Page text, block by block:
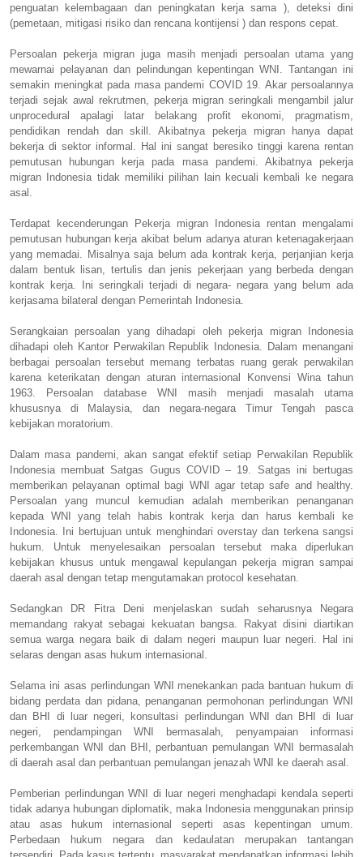
penguatan kelembagaan dan peningkatan kerja sama ), deteksi dini
(pemetaan, mitigasi risiko dan rencana kontijensi ) dan respons cepat.
Persoalan pekerja migran juga masih menjadi persoalan utama yang
mewarnai pelayanan dan pelindungan kepentingan WNI. Tantangan ini
semakin meningkat pada masa pandemi COVID 19. Akar persoalannya
terjadi sejak awal rekrutmen, pekerja migran seringkali mengambil jalur
unprocedural apalagi latar belakang profit ekonomi, pragmatism,
pendidikan rendah dan skill. Akibatnya pekerja migran hanya dapat
bekerja di sektor informal. Hal ini sangat beresiko tinggi karena rentan
pemutusan hubungan kerja pada masa pandemi. Akibatnya pekerja
migran Indonesia tidak memiliki pilihan lain kecuali kembali ke negara
asal.
Terdapat kecenderungan Pekerja migran Indonesia rentan mengalami
pemutusan hubungan kerja akibat belum adanya aturan ketenagakerjaan
yang memadai. Misalnya saja belum ada kontrak kerja, perjanjian kerja
dalam bentuk lisan, tertulis dan jenis pekerjaan yang berbeda dengan
kontrak kerja. Ini seringkali terjadi di negara- negara yang belum ada
kerjasama bilateral dengan Pemerintah Indonesia.
Serangkaian persoalan yang dihadapi oleh pekerja migran Indonesia
dihadapi oleh Kantor Perwakilan Republik Indonesia. Dalam menangani
berbagai persoalan tersebut memang terbatas ruang gerak perwakilan
karena keterikatan dengan aturan internasional Konvensi Wina tahun
1963. Persoalan database WNI masih menjadi masalah utama
khususnya di Malaysia, dan negara-negara Timur Tengah pasca
kebijakan moratorium.
Dalam masa pandemi, akan sangat efektif setiap Perwakilan Republik
Indonesia membuat Satgas Gugus COVID – 19. Satgas ini bertugas
memberikan pelayanan optimal bagi WNI agar tetap safe and healthy.
Persoalan yang muncul kemudian adalah memberikan penanganan
kepada WNI yang telah habis kontrak kerja dan harus kembali ke
Indonesia. Ini bertujuan untuk menghindari overstay dan terkena sangsi
hukum. Untuk menyelesaikan persoalan tersebut maka diperlukan
kebijakan khusus untuk mengawal kepulangan pekerja migran sampai
daerah asal dengan tetap mengutamakan protocol kesehatan.
Sedangkan DR Fitra Deni menjelaskan sudah seharusnya Negara
memandang rakyat sebagai kekuatan bangsa. Rakyat disini diartikan
semua warga negara baik di dalam negeri maupun luar negeri. Hal ini
selaras dengan asas hukum internasional.
Selama ini asas perlindungan WNI menekankan pada bantuan hukum di
bidang perdata dan pidana, penanganan permohonan perlindungan WNI
dan BHI di luar negeri, konsultasi perlindungan WNI dan BHI di luar
negeri, pendampingan WNI bermasalah, penyampaian informasi
perkembangan WNI dan BHI, perbantuan pemulangan WNI bermasalah
di daerah asal dan perbantuan pemulangan jenazah WNI ke daerah asal.
Pemberian perlindungan WNI di luar negeri menghadapi kendala seperti
tidak adanya hubungan diplomatik, maka Indonesia menggunakan prinsip
atau asas hukum internasional seperti asas kepentingan umum.
Perbedaan hukum negara dan kedaulatan merupakan tantangan